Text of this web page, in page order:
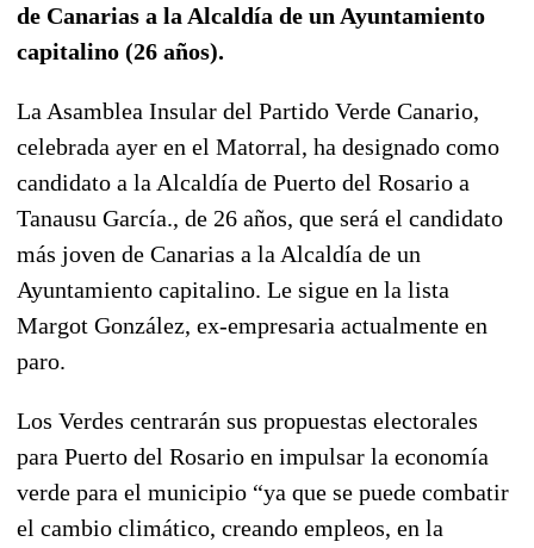
de Canarias a la Alcaldía de un Ayuntamiento
capitalino (26 años).
La Asamblea Insular del Partido Verde Canario,
celebrada ayer en el Matorral, ha designado como
candidato a la Alcaldía de Puerto del Rosario a
Tanausu García., de 26 años, que será el candidato
más joven de Canarias a la Alcaldía de un
Ayuntamiento capitalino. Le sigue en la lista
Margot González, ex-empresaria actualmente en
paro.
Los Verdes centrarán sus propuestas electorales
para Puerto del Rosario en impulsar la economía
verde para el municipio “ya que se puede combatir
el cambio climático, creando empleos, en la